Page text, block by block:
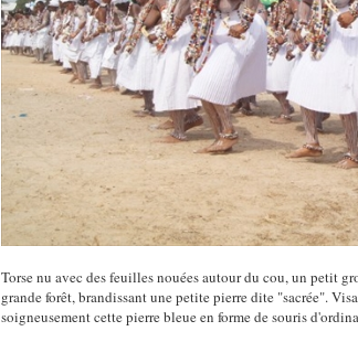
Torse nu avec des feuilles nouées autour du cou, un petit
grande forêt, brandissant une petite pierre dite "sacrée".
soigneusement cette pierre bleue en forme de souris